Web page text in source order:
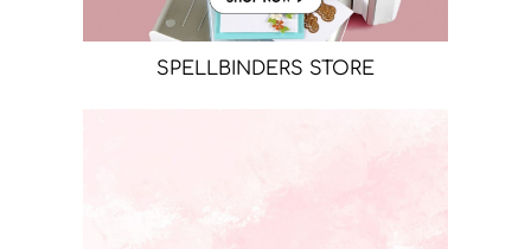
SPELLBINDERS STORE